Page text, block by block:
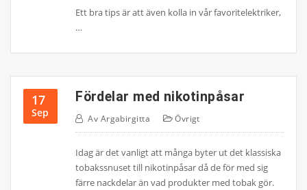
Ett bra tips är att även kolla in vår favoritelektriker,
…
17
Sep
Fördelar med nikotinpåsar
Av Argabirgitta Övrigt
Idag är det vanligt att många byter ut det klassiska
tobakssnuset till nikotinpåsar då de för med sig
färre nackdelar än vad produkter med tobak gör.